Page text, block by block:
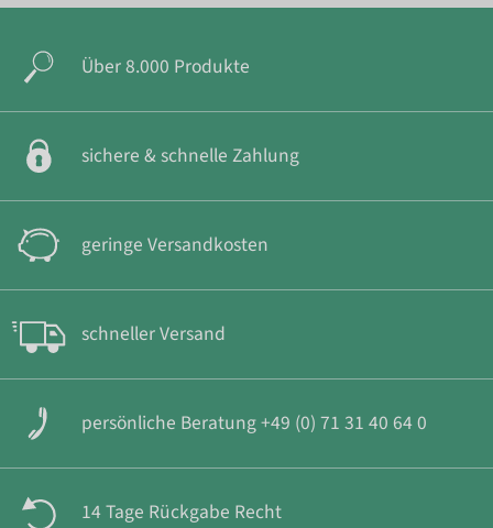
Über 8.000 Produkte
sichere & schnelle Zahlung
geringe Versandkosten
schneller Versand
persönliche Beratung +49 (0) 71 31 40 64 0
14 Tage Rückgabe Recht